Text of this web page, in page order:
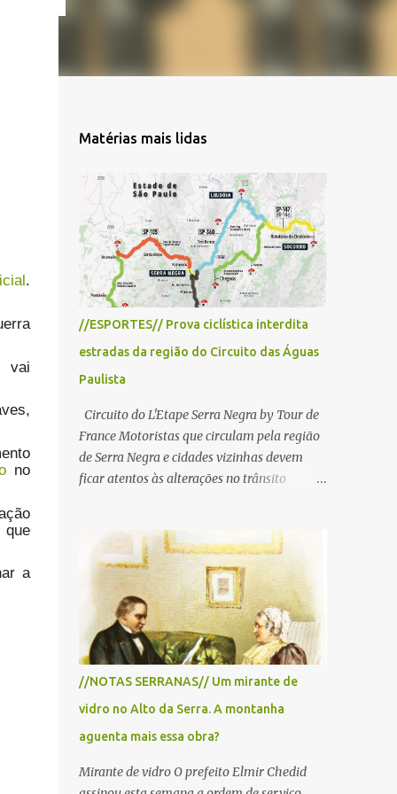
.
vai
no
que
a
Matérias mais lidas
//ESPORTES// Prova ciclística interdita
estradas da região do Circuito das Águas
Paulista
Circuito do L'Etape Serra Negra by Tour de
France Motoristas que circulam pela região
de Serra Negra e cidades vizinhas devem
ficar atentos às alterações no trânsito
realização do L'Étape Serra Negra by Tour
de France presented by Nubank.
Considerado o principal circuito de ciclismo
amador da América Latina, o evento reunirá
atletas de diferentes regiões do país e terá
percursos passando pelos municípios de
Serra Negra, Amparo, Monte Alegre do Sul,
Lindoia e Socorro. Para garantir a segurança
dos participantes e do público, diversos
trechos de rodovias e estradas da região
longo da prova. A largada será na Rua
//NOTAS SERRANAS// Um mirante de
vidro no Alto da Serra. A montanha
aguenta mais essa obra?
Mirante de vidro O prefeito Elmir Chedid